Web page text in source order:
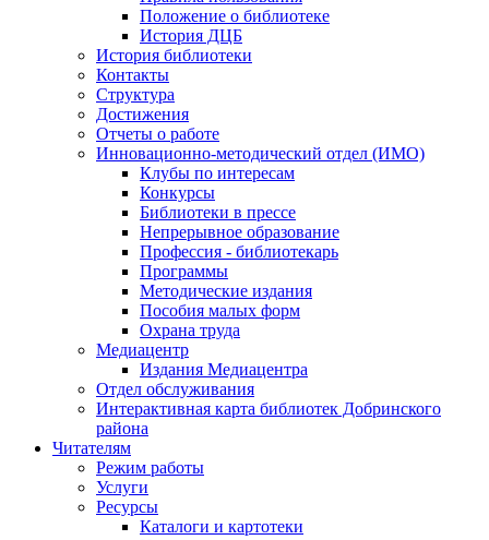
Положение о библиотеке
История ДЦБ
История библиотеки
Контакты
Структура
Достижения
Отчеты о работе
Инновационно-методический отдел (ИМО)
Клубы по интересам
Конкурсы
Библиотеки в прессе
Непрерывное образование
Профессия - библиотекарь
Программы
Методические издания
Пособия малых форм
Охрана труда
Медиацентр
Издания Медиацентра
Отдел обслуживания
Интерактивная карта библиотек Добринского
района
Читателям
Режим работы
Услуги
Ресурсы
Каталоги и картотеки